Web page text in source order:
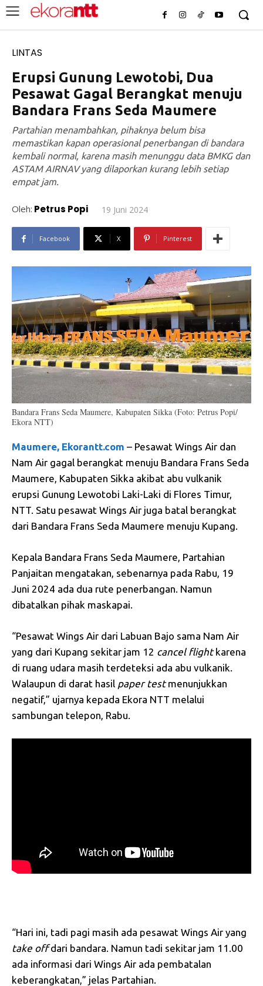
LINTAS
Erupsi Gunung Lewotobi, Dua
Pesawat Gagal Berangkat menuju
Bandara Frans Seda Maumere
Partahian menambahkan, pihaknya belum bisa
memastikan kapan operasional penerbangan di bandara
kembali normal, karena masih menunggu data BMKG dan
ASTAM AIRNAV yang dilaporkan kurang lebih setiap
empat jam.
Oleh: Petrus Popi 19 Juni 2024
Facebook X Pinterest
Bandara Frans Seda Maumere, Kabupaten Sikka (Foto: Petrus Popi/
Ekora NTT)
Maumere, Ekorantt.com – Pesawat Wings Air dan
Nam Air gagal berangkat menuju Bandara Frans Seda
Maumere, Kabupaten Sikka akibat abu vulkanik
erupsi Gunung Lewotobi Laki-Laki di Flores Timur,
NTT. Satu pesawat Wings Air juga batal berangkat
dari Bandara Frans Seda Maumere menuju Kupang.
Kepala Bandara Frans Seda Maumere, Partahian
Panjaitan mengatakan, sebenarnya pada Rabu, 19
Juni 2024 ada dua rute penerbangan. Namun
dibatalkan pihak maskapai.
“Pesawat Wings Air dari Labuan Bajo sama Nam Air
yang dari Kupang sekitar jam 12 cancel flightkarena
di ruang udara masih terdeteksi ada abu vulkanik.
Walaupun di darat hasil paper testmenunjukkan
negatif,” ujarnya kepada Ekora NTT melalui
sambungan telepon, Rabu.
“Hari ini, tadi pagi masih ada pesawat Wings Air yang
take offdari bandara. Namun tadi sekitar jam 11.00
ada informasi dari Wings Air ada pembatalan
keberangkatan,” jelas Partahian.